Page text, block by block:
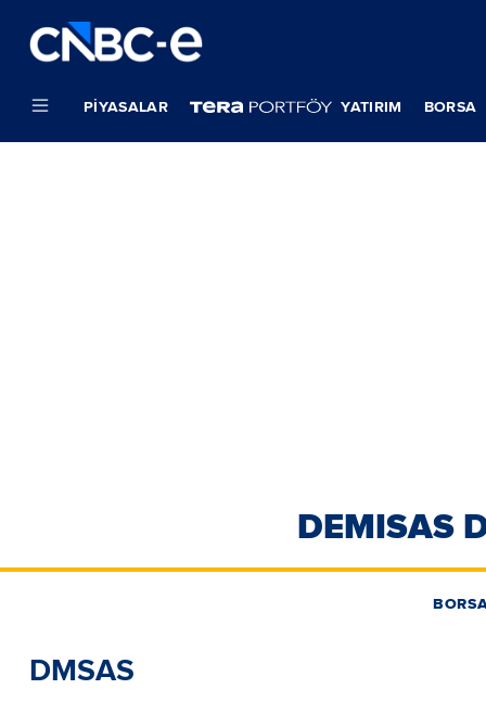
PIYASALAR YATIRIM BORSA
DEMISAS
DMSAS